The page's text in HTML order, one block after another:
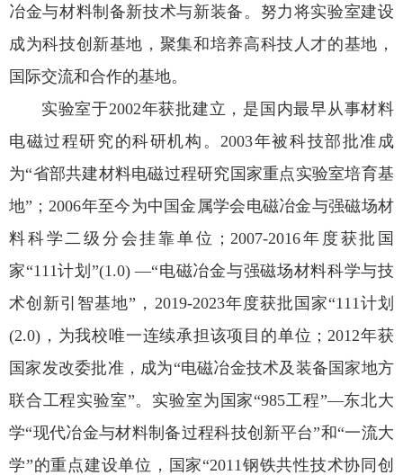
冶金与材料制备新技术与新装备。努力将实验室建设
成为科技创新基地，聚集和培养高科技人才的基地，
国际交流和合作的基地。
实验室于2002年获批建立，是国内最早从事材料
电磁过程研究的科研机构。2003年被科技部批准成
为“省部共建材料电磁过程研究国家重点实验室培育基
地”；2006年至今为中国金属学会电磁冶金与强磁场材
料科学二级分会挂靠单位；2007-2016年度获批国
家“111计划”(1.0) —“电磁冶金与强磁场材料科学与技
术创新引智基地”，2019-2023年度获批国家“111计划
(2.0)，为我校唯一连续承担该项目的单位；2012年获
国家发改委批准，成为“电磁冶金技术及装备国家地方
联合工程实验室”。实验室为国家“985工程”—东北大
学“现代冶金与材料制备过程科技创新平台”和“一流大
学”的重点建设单位，国家“2011钢铁共性技术协同创